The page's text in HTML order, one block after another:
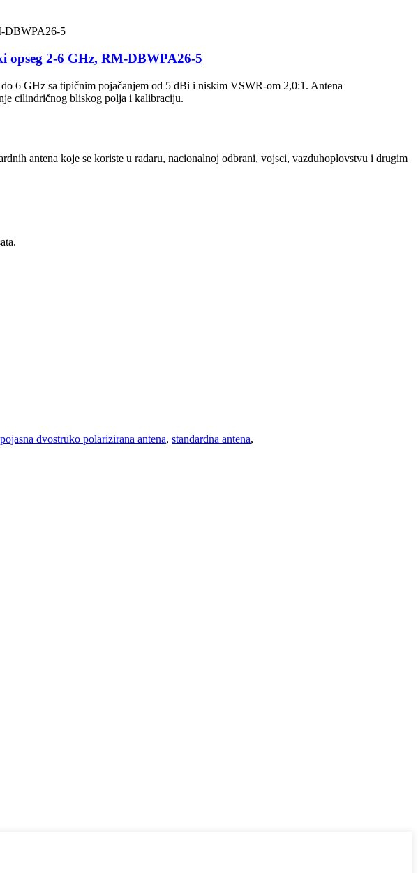
opseg 2-6 GHz, RM-DBWPA26-5
6 GHz sa tipičnim pojačanjem od 5 dBi i niskim VSWR-om 2,0:1. Antena
cilindričnog bliskog polja i kalibraciju.
antena koje se koriste u radaru, nacionalnoj odbrani, vojsci, vazduhoplovstvu i drugim
dvostruko polarizirana antena, standardna antena,